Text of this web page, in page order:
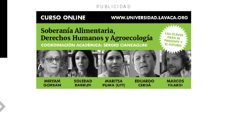
PUBLICIDAD